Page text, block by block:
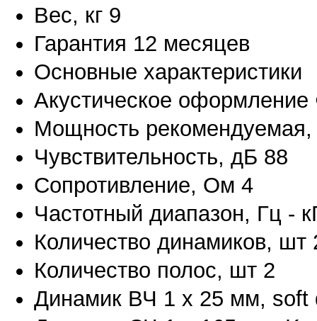
Вес, кг 9
Гарантия 12 месяцев
Основные характеристики
Акустическое оформление
Мощность рекомендуемая,
Чувствительность, дБ 88
Сопротивление, Ом 4
Частотный диапазон, Гц -
Количество динамиков, шт
Количество полос, шт 2
Динамик ВЧ 1 х 25 мм, soft